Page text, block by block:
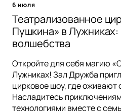
6 июля
Театрализованное
Пушкина» в
волшебства
Откройте для себя магию
Лужниках! Зал Дружба
цирковое шоу, где оживают
Насладитесь
технологиями вместе с